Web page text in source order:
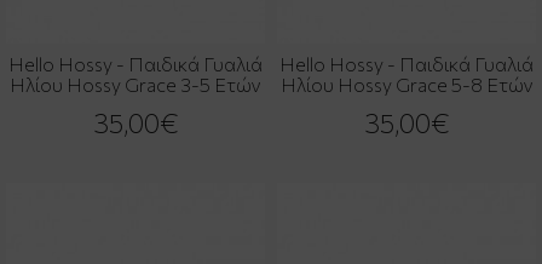
Hello Hossy - Παιδικά Γυαλιά
Ηλίου Hossy Grace 3-5 Ετών
35,00€
Hello Hossy - Παιδικά Γυαλιά
Ηλίου Hossy Grace 5-8 Ετών
35,00€